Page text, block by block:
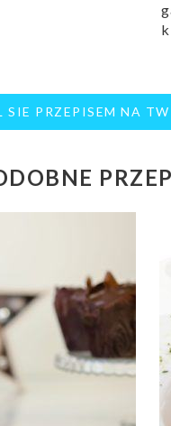
SIE PRZEPISEM NA